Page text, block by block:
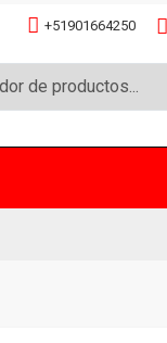
+51901664250